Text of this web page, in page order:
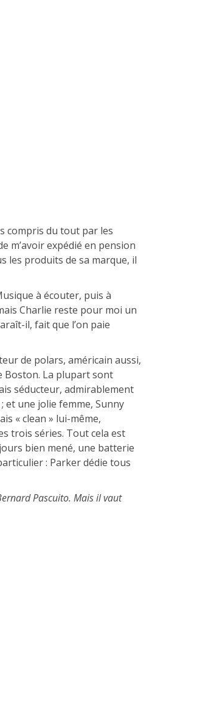
compris du tout par les
m’avoir expédié en pension
les produits de sa marque, il
à écouter, puis à
Charlie reste pour moi un
il, fait que l’on paie
de polars, américain aussi,
Boston. La plupart sont
séducteur, admirablement
et une jolie femme, Sunny
« clean » lui-même,
trois séries. Tout cela est
bien mené, une batterie
: Parker dédie tous
Pascuito. Mais il vaut